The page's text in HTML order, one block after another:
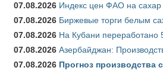
07.08.2026 Индекс цен ФАО на
07.08.2026 Биржевые торги белым
07.08.2026 На Кубани переработано
07.08.2026 Азербайджан:
07.08.2026 Прогноз производства